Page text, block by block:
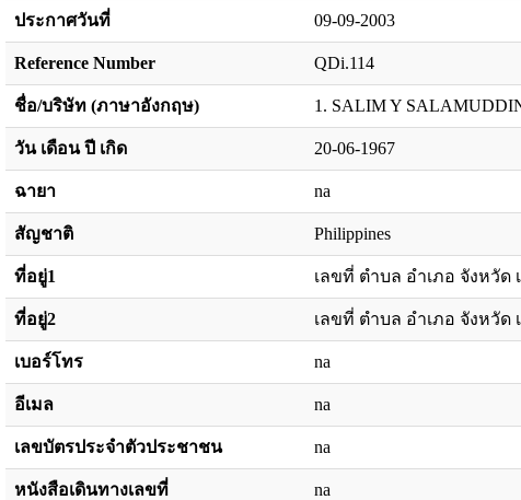
ประกาศวันที่ 09-09-2003
Reference Number QDi.114
ชื่อ/บริษัท (ภาษาอังกฤษ) 1. SALIM Y
วัน เดือน ปี เกิด 20-06-1967
ฉายา na
สัญชาติ Philippines
ที่อยู่1 เลขที่ ตำบล อำเภอ จังหวัด
ที่อยู่2 เลขที่ ตำบล อำเภอ จังหวัด
เบอร์โทร na
อีเมล na
เลขบัตรประจำตัวประชาชน na
หนังสือเดินทางเลขที่ na